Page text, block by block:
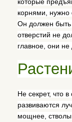
корнями, нужно
Он должен быть
отверстий не
главное, они
Не секрет, что
развиваются
мощнее, стволы